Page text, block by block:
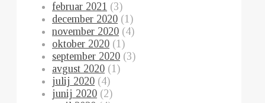
februar 2021 (3)
december 2020 (1)
november 2020 (4)
oktober 2020 (1)
september 2020 (3)
avgust 2020 (1)
julij 2020 (4)
junij 2020 (2)